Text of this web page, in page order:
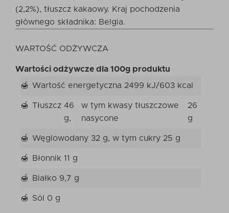
(2,2%), tłuszcz kakaowy. Kraj pochodzenia
głównego składnika: Belgia.
WARTOŚĆ ODŻYWCZA
Wartości odżywcze dla 100g produktu
Wartość energetyczna 2499 kJ/603 kcal
Tłuszcz 46
g,
w tym kwasy tłuszczowe
nasycone
26
g
Węglowodany 32 g, w tym cukry 25 g
Błonnik 11 g
Białko 9,7 g
Sól 0 g